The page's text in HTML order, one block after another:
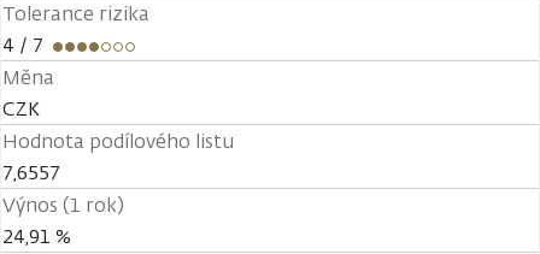
Tolerance rizika
4 / 7
Měna
CZK
Hodnota podílového listu
7,6557
Výnos (1 rok)
24,91 %